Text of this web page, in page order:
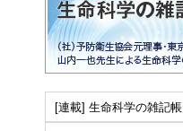
[連載] 生命科学の雑記帳